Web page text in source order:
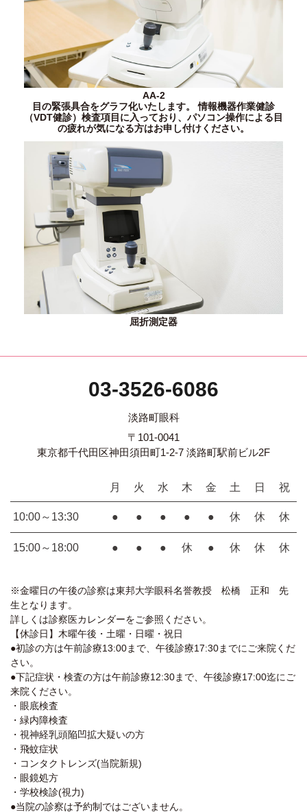
AA-2
目の緊張具合をグラフ化いたします。 情報機器作業健診
（VDT健診）検査項目に入っており、パソコン操作による目
の疲れが気になる方はお申し付けください。
屈折測定器
03-3526-6086
淡路町眼科
〒101-0041
東京都千代田区神田須田町1-2-7 淡路町駅前ビル2F
月 火 水 木 金 土 日 祝
10:00～13:30 ● ● ● ● ● 休 休 休
15:00～18:00 ● ● ● 休 ● 休 休 休
※金曜日の午後の診察は東邦大学眼科名誉教授 松橋 正和 先
生となります。
詳しくは診察医カレンダーをご参照ください。
【休診日】木曜午後・土曜・日曜・祝日
●初診の方は午前診療13:00まで、午後診療17:30までにご来院くだ
さい。
●下記症状・検査の方は午前診療12:30まで、午後診療17:00迄にご
来院ください。
・眼底検査
・緑内障検査
・視神経乳頭陥凹拡大疑いの方
・飛蚊症状
・コンタクトレンズ(当院新規)
・眼鏡処方
・学校検診(視力)
●当院の診察は予約制ではございません。